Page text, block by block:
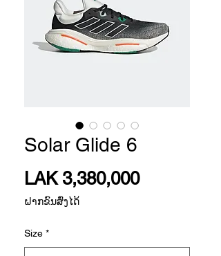
Solar Glide 6
LAK 3,380,000Price
ຝາກຂົນສົ່ງໄດ້
Size *